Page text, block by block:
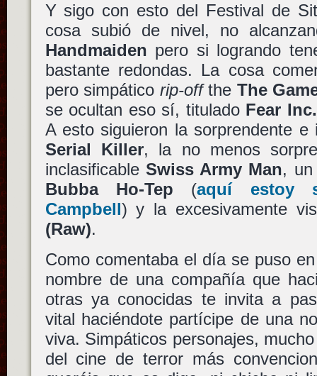
Y sigo con esto del Festival de
cosa subió de nivel, no
Handmaiden pero si logrando
bastante redondas. La cosa
pero simpático rip-offthe The
se ocultan eso sí, titulado Fear Inc.
A esto siguieron la sorprendente
Serial Killer, la no menos
inclasificable Swiss Army Man, un
Bubba Ho-Tep (aquí estoy
Campbell) y la excesivamente
(Raw).
Como comentaba el día se puso
nombre de una compañía que
otras ya conocidas te invita a
vital haciéndote partícipe de una
viva. Simpáticos personajes,
del cine de terror más